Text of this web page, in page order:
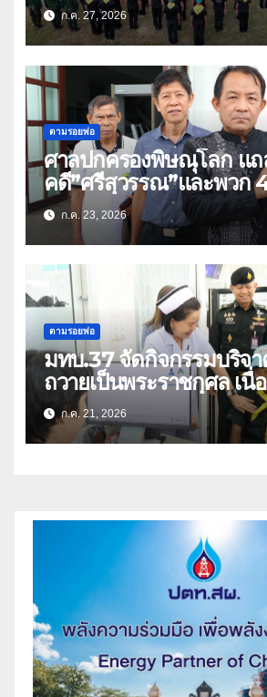
ก.ค. 27, 2026
ตามรอยพ่อ
ศาลปกครองพิษณุโลก แ
คดี”ศรีสุวรรณ”และพวก
สร้างถนนตัดสวนเฉลิมพร
พรรษา (คลิป)
ก.ค. 23, 2026
ตามรอยพ่อ
มทบ.37 จัดกิจกรรมบริจ
ถวายเป็นพระราชกุศล เนื่
วันเฉลิมพระชนมพรรษา พ
สมเด็จพระเจ้าอยู่หัว
ก.ค. 21, 2026